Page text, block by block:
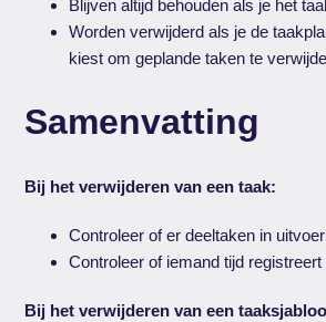
Blijven altijd behouden als je het
Worden verwijderd als je de
kiest om geplande taken te
Samenvatting
Bij het verwijderen van een taak:
Controleer of er deeltaken in
Controleer of iemand tijd registreert
Bij het verwijderen van een